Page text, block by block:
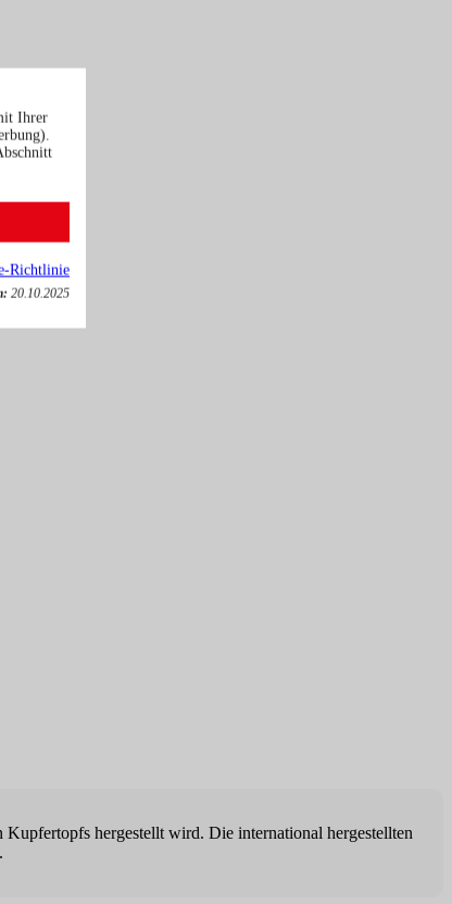
hergestellt wird. Die international hergestellten
Ihrer
Richtlinie
20.10.2025